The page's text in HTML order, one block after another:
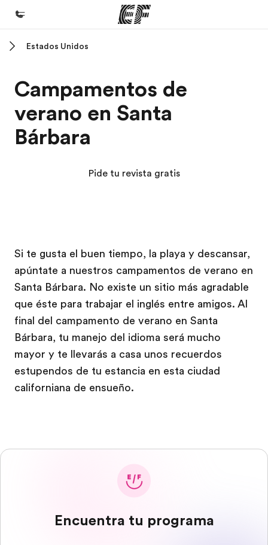
Programas
Ver todo lo que hacemos
Oficinas
Únete al equipo
Estados Unidos
Campamentos de
verano en Santa
Bárbara
Pide tu revista gratis
Si te gusta el buen tiempo, la playa y descansar,
apúntate a nuestros campamentos de verano en
Santa Bárbara. No existe un sitio más agradable
que éste para trabajar el inglés entre amigos. Al
final del campamento de verano en Santa
Bárbara, tu manejo del idioma será mucho
mayor y te llevarás a casa unos recuerdos
estupendos de tu estancia en esta ciudad
californiana de ensueño.
Encuentra tu programa